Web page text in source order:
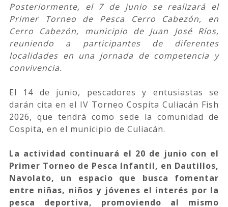
Posteriormente, el 7 de junio se realizará el
Primer Torneo de Pesca Cerro Cabezón, en
Cerro Cabezón, municipio de Juan José Ríos,
reuniendo a participantes de diferentes
localidades en una jornada de competencia y
convivencia.
El 14 de junio, pescadores y entusiastas se
darán cita en el IV Torneo Cospita Culiacán Fish
2026, que tendrá como sede la comunidad de
Cospita, en el municipio de Culiacán.
La actividad continuará el 20 de junio con el
Primer Torneo de Pesca Infantil, en Dautillos,
Navolato, un espacio que busca fomentar
entre niñas, niños y jóvenes el interés por la
pesca deportiva, promoviendo al mismo